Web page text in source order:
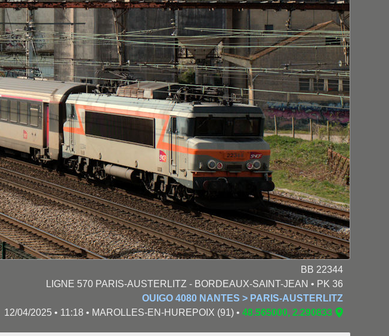
BB 22344
LIGNE 570 PARIS-AUSTERLITZ - BORDEAUX-SAINT-JEAN • PK 36
OUIGO 4080 NANTES > PARIS-AUSTERLITZ
12/04/2025 • 11:18 • MAROLLES-EN-HUREPOIX (91) • 48.565000, 2.290833